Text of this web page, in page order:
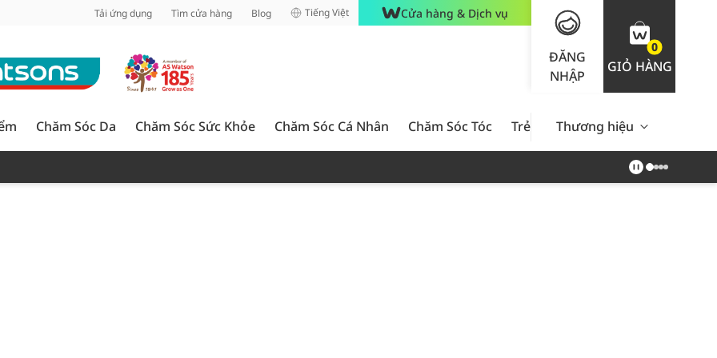
Tải ứng dụng Tìm cửa hàng Blog Tiếng Việt Cửa hàng & Dịch vụ
ĐĂNG
NHẬP
0
GIỎ HÀNG
Chăm Sóc Da Chăm Sóc Sức Khỏe Chăm Sóc Cá Nhân Chăm Sóc Tóc Trẻ Em Nam Giới Chăm Sóc
Thương hiệu